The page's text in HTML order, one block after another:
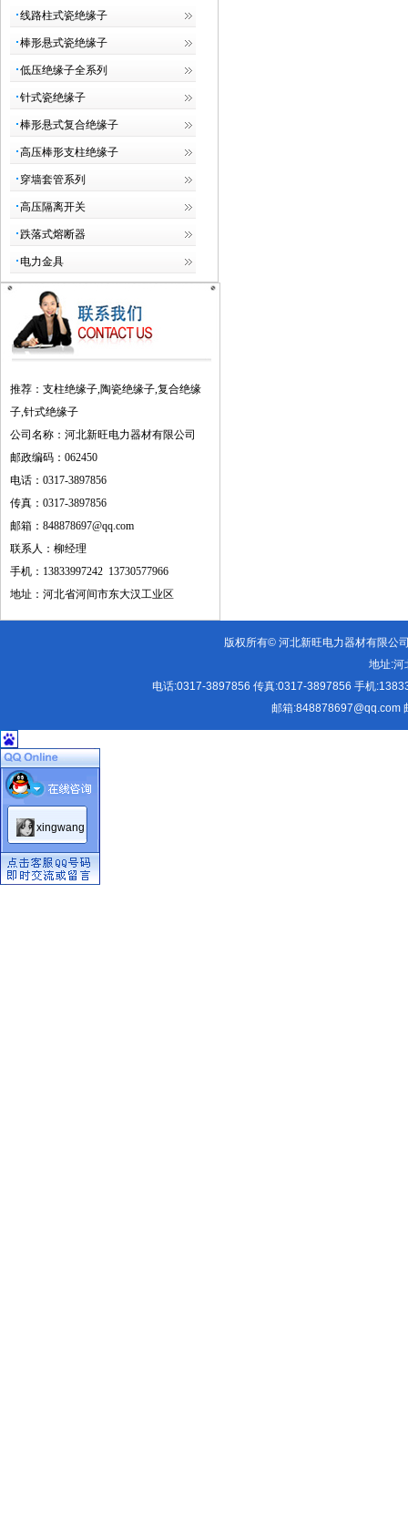
线路柱式瓷绝缘子
棒形悬式瓷绝缘子
低压绝缘子全系列
针式瓷绝缘子
棒形悬式复合绝缘子
高压棒形支柱绝缘子
穿墙套管系列
高压隔离开关
跌落式熔断器
电力金具
推荐：支柱绝缘子,陶瓷绝缘子,复合绝缘
子,针式绝缘子
公司名称：河北新旺电力器材有限公司
邮政编码：062450
电话：0317-3897856
传真：0317-3897856
邮箱：848878697@qq.com
联系人：柳经理
手机：13833997242 13730577966
地址：河北省河间市东大汉工业区
版权所有© 河北新旺电力器材有限公
地址:河
电话:0317-3897856 传真:0317-3897856 手机:
邮箱:848878697@qq.com
xingwang